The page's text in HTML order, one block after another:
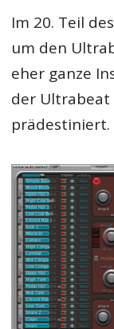
Im 20. Teil des
um den
eher ganze
der Ultrabeat
prädestiniert.